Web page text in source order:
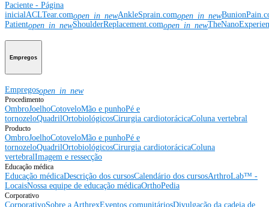
Paciente - Página
inicialACLTear.comopen_in_newAnkleSprain.comopen_in_new
Patientopen_in_newShoulderReplacement.comopen_in_new
Empregos
Empregosopen_in_new
Procedimento
OmbroJoelhoCotoveloMão e punhoPé e
tornozeloQuadrilOrtobiológicosCirurgia cardiotorácicaColuna vertebral
Producto
OmbroJoelhoCotoveloMão e punhoPé e
tornozeloQuadrilOrtobiológicosCirurgia cardiotorácicaColuna
vertebralImagem e ressecção
Educação médica
Educação médicaDescrição dos cursosCalendário dos cursosArthroLab™ -
LocaisNossa equipe de educação médicaOrthoPedia
Corporativo
CorporativoSobre a ArthrexEventos comunitáriosDivulgação da cadeia de